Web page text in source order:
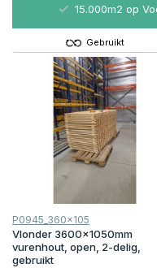
15.000m2 op
Gebruikt
P0945_360x105
Vlonder 3600x1050mm
vurenhout, open, 2-delig,
gebruikt